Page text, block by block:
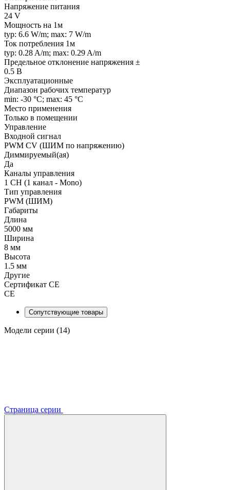
Напряжение питания
24 V
Мощность на 1м
typ: 6.6 W/m; max: 7 W/m
Ток потребления 1м
typ: 0.28 A/m; max: 0.29 A/m
Предельное отклонение напряжения ±
0.5 В
Эксплуатационные
Диапазон рабочих температур
min: -30 °C; max: 45 °C
Место применения
Только в помещении
Управление
Входной сигнал
PWM СV (ШИМ по напряжению)
Диммируемый(ая)
Да
Каналы управления
1 CH (1 канал - Mono)
Тип управления
PWM (ШИМ)
Габариты
Длина
5000 мм
Ширина
8 мм
Высота
1.5 мм
Другие
Сертификат CE
CE
Сопутствующие товары
Модели серии (14)
Страница серии